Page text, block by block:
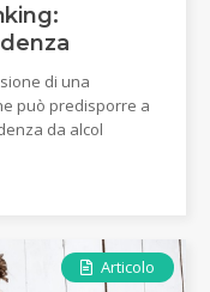
di una
può predisporre a
da alcol
Articolo